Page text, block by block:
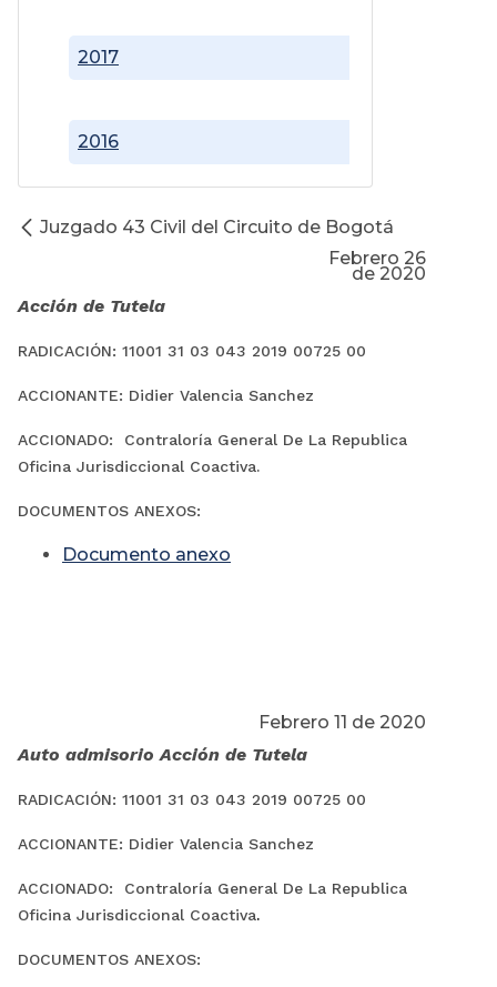
2016
2017
Juzgado 43 Civil del Circuito de Bogotá
Febrero 26
de 2020
Acción de Tutela
RADICACIÓN: 11001 31 03 043 2019 00725 00
ACCIONANTE: Didier Valencia Sanchez
ACCIONADO: Contraloría General De La Republica
Oficina Jurisdiccional Coactiva.
DOCUMENTOS ANEXOS:
Documento anexo
Febrero 11 de 2020
Auto admisorio Acción de Tutela
RADICACIÓN: 11001 31 03 043 2019 00725 00
ACCIONANTE: Didier Valencia Sanchez
ACCIONADO: Contraloría General De La Republica
Oficina Jurisdiccional Coactiva.
DOCUMENTOS ANEXOS: